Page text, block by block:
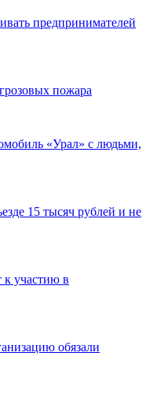
предпринимателей
пожара
«Урал» с людьми,
15 тысяч рублей и не
участию в
обязали